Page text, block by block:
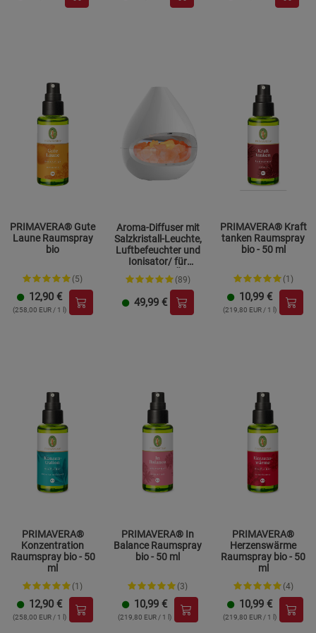
PRIMAVERA® Gute
Laune Raumspray
bio
(5)
12,90 €
(258,00 EUR / 1 l)
Aroma-Diffuser mit
Salzkristall-Leuchte,
Luftbefeuchter und
Ionisator/ für
ätherische Öle
(89)
49,99 €
PRIMAVERA® Kraft
tanken Raumspray
bio - 50 ml
(1)
10,99 €
(219,80 EUR / 1 l)
PRIMAVERA®
Konzentration
Raumspray bio - 50
ml
(1)
12,90 €
(258,00 EUR / 1 l)
PRIMAVERA® In
Balance Raumspray
bio - 50 ml
(3)
10,99 €
(219,80 EUR / 1 l)
PRIMAVERA®
Herzenswärme
Raumspray bio - 50
ml
(4)
10,99 €
(219,80 EUR / 1 l)